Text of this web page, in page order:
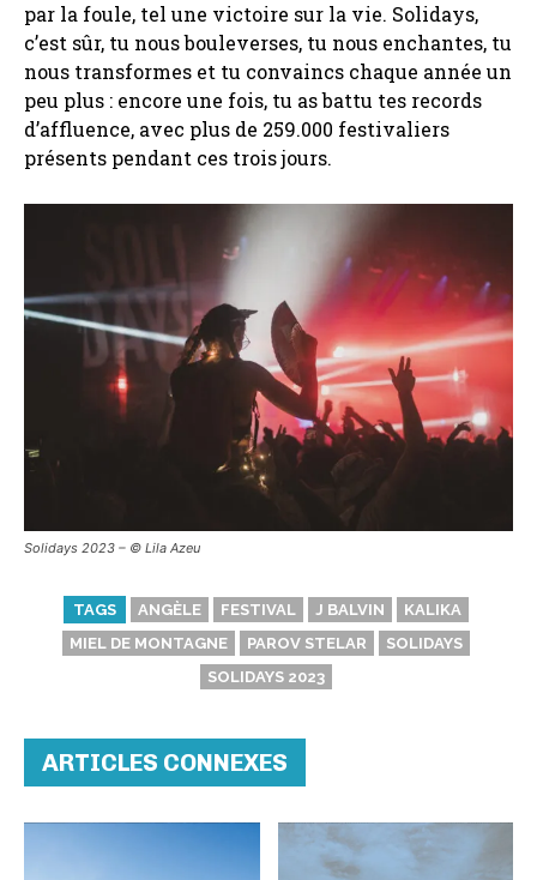
par la foule, tel une victoire sur la vie. Solidays,
c’est sûr, tu nous bouleverses, tu nous enchantes, tu
nous transformes et tu convaincs chaque année un
peu plus : encore une fois, tu as battu tes records
d’affluence, avec plus de 259.000 festivaliers
présents pendant ces trois jours.
Solidays 2023 – ©️ Lila Azeu
TAGS ANGÈLE FESTIVAL J BALVIN
KALIKA
MIEL DE MONTAGNE
PAROV STELAR
SOLIDAYS
SOLIDAYS 2023
ARTICLES CONNEXES